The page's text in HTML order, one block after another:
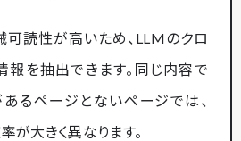
読性が高いため、LLMのクロ
を抽出できます。同じ内容で
るページとないページでは、
が大きく異なります。